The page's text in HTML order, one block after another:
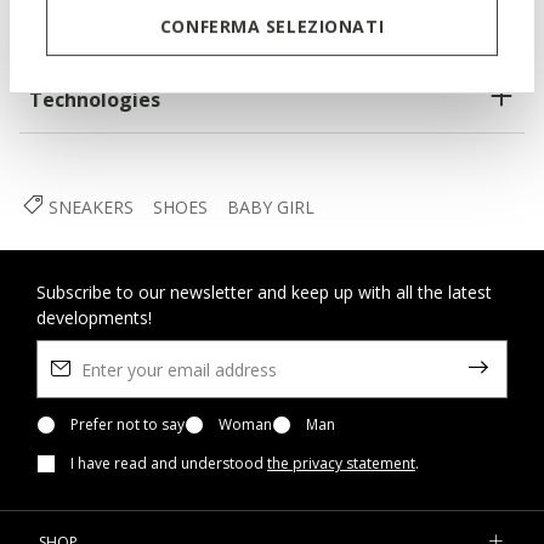
CONFERMA SELEZIONATI
Technologies
SNEAKERS SHOES BABY GIRL
Subscribe to our newsletter and keep up with all the latest
developments!
Prefer not to say Woman
Man
I have read and understood the privacy statement.